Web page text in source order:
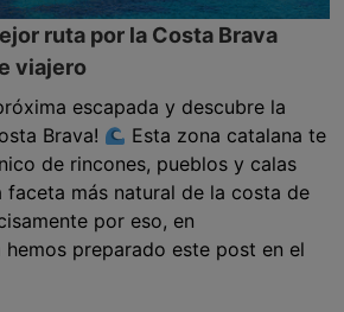
ruta por la Costa Brava
viajero
escapada y descubre la
Brava!
Esta zona catalana te
de rincones, pueblos y calas
faceta más natural de la costa de
por eso, en
hemos preparado este post en el